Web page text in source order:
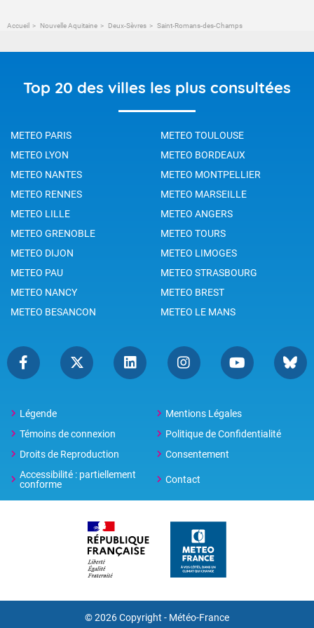
Accueil Nouvelle Aquitaine Deux-Sèvres Saint-Romans-des-Champs
Top 20 des villes les plus consultées
METEO PARIS
METEO TOULOUSE
METEO LYON
METEO BORDEAUX
METEO NANTES
METEO MONTPELLIER
METEO RENNES
METEO MARSEILLE
METEO LILLE
METEO ANGERS
METEO GRENOBLE
METEO TOURS
METEO DIJON
METEO LIMOGES
METEO PAU
METEO STRASBOURG
METEO NANCY
METEO BREST
METEO BESANCON
METEO LE MANS
Légende
Mentions Légales
Témoins de connexion
Politique de Confidentialité
Droits de Reproduction
Consentement
Accessibilité : partiellement
conforme
Contact
© 2026 Copyright - Météo-France